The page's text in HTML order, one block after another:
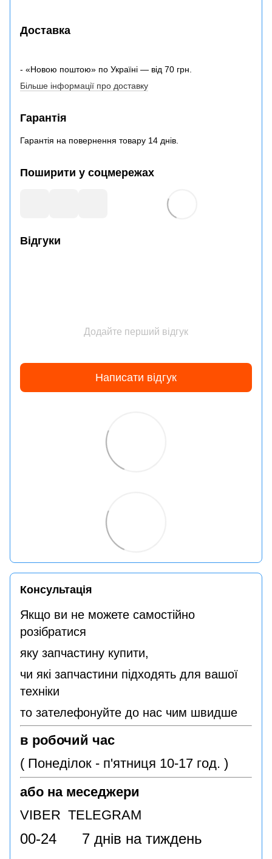
Доставка
- «Новою поштою» по Україні — від 70 грн.
Більше інформації про доставку
Гарантія
Гарантія на повернення товару 14 днів.
Поширити у соцмережах
Відгуки
Додайте перший відгук
Написати відгук
Консультація
Якщо ви не можете самостійно
розібратися
яку запчастину купити,
чи які запчастини підходять для вашої
техніки
то зателефонуйте до нас чим швидше
в робочий час
( Понеділок - п'ятниця 10-17 год. )
або на меседжери
VIBER TELEGRAM
00-24 7 днів на тиждень